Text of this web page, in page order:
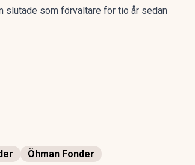
slutade som förvaltare för tio år sedan
Öhman Fonder